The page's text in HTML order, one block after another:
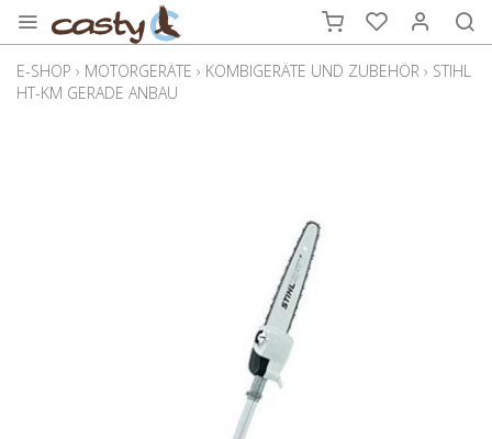
E-SHOP › MOTORGERÄTE › KOMBIGERÄTE UND ZUBEHÖR › STIHL
HT-KM GERADE ANBAU